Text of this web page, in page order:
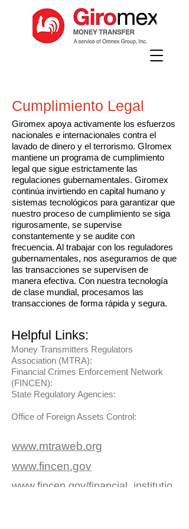
Cumplimiento Legal
Giromex apoya activamente los esfuerzos
nacionales e internacionales contra el
lavado de dinero y el terrorismo. GIromex
mantiene un programa de cumplimiento
legal que sigue estrictamente las
regulaciones gubernamentales. Giromex
continúa invirtiendo en capital humano y
sistemas tecnológicos para garantizar que
nuestro proceso de cumplimiento se siga
rigurosamente, se supervise
constantemente y se audite con
frecuencia. Al trabajar con los reguladores
gubernamentales, nos aseguramos de que
las transacciones se supervisen de
manera efectiva. Con nuestra tecnología
de clase mundial, procesamos las
transacciones de forma rápida y segura.
Helpful Links:
Money Transmitters Regulators
Association (MTRA):
Financial Crimes Enforcement Network
(FINCEN):
State Regulatory Agencies:
Office of Foreign Assets Control:
www.mtraweb.org
www.fincen.gov
www.fincen.gov/financial_institutio